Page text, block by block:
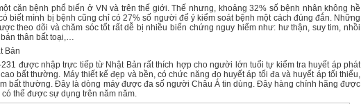
căn bệnh phổ biến ở VN và trên thế giới. Thế nhưng, khoảng 32% số bệnh nhân không hề
biết mình bị bệnh cũng chỉ có 27% số người để ý kiểm soát bệnh một cách đúng đắn. Những
theo dõi và chăm sóc tốt rất dễ bị nhiều biến chứng nguy hiểm như: hư thận, suy tim, nhồi
thân bất toại,…
Bản
231 được nhập trực tiếp từ Nhật Bản rất thích hợp cho người lớn tuổi tự kiểm tra huyết áp phát
bất thường. Máy thiết kế đẹp và bền, có chức năng đo huyết áp tối đa và huyết áp tối thiểu,
bất thường. Đây là dòng máy được đa số người Châu Á tin dùng. Đây hàng chính hãng được
thể được sự dụng trên năm năm.